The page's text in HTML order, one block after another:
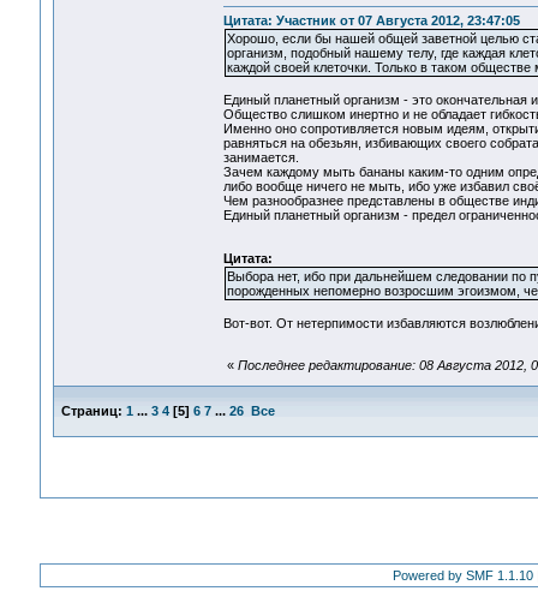
Цитата: Участник от 07 Августа 2012, 23:47:05
Хорошо, если бы нашей общей заветной целью
организм, подобный нашему телу, где каждая
каждой своей клеточки. Только в таком
Единый планетный организм - это окончательная
Общество слишком инертно и не обладает
Именно оно сопротивляется новым идеям,
равняться на обезьян, избивающих своего
занимается.
Зачем каждому мыть бананы каким-то одним
либо вообще ничего не мыть, ибо уже избавил
Чем разнообразнее представлены в обществе
Единый планетный организм - предел
Цитата:
Выбора нет, ибо при дальнейшем следовании по
порожденных непомерно возросшим эгоизмом,
Вот-вот. От нетерпимости избавляются
« Последнее редактирование: 08 Августа 2012,
Страниц: 1 ... 3 4[5] 6 7 ... 26 Все
Powered by SMF 1.1.10